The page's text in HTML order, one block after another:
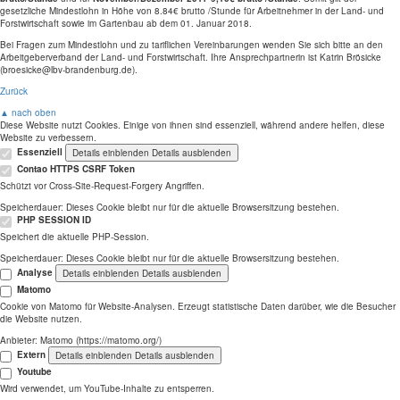
gesetzliche Mindestlohn in Höhe von 8.84€ brutto /Stunde für Arbeitnehmer in der Land- und
Forstwirtschaft sowie im Gartenbau ab dem 01. Januar 2018.
Bei Fragen zum Mindestlohn und zu tariflichen Vereinbarungen wenden Sie sich bitte an den
Arbeitgeberverband der Land- und Forstwirtschaft. Ihre Ansprechpartnerin ist Katrin Brösicke
(broesicke@lbv-brandenburg.de).
Zurück
▲ nach oben
Diese Website nutzt Cookies. Einige von ihnen sind essenziell, während andere helfen, diese
Website zu verbessern.
Essenziell
Details einblenden Details ausblenden
Contao HTTPS CSRF Token
Schützt vor Cross-Site-Request-Forgery Angriffen.
Speicherdauer: Dieses Cookie bleibt nur für die aktuelle Browsersitzung bestehen.
PHP SESSION ID
Speichert die aktuelle PHP-Session.
Speicherdauer: Dieses Cookie bleibt nur für die aktuelle Browsersitzung bestehen.
Analyse
Details einblenden Details ausblenden
Matomo
Cookie von Matomo für Website-Analysen. Erzeugt statistische Daten darüber, wie die Besucher
die Website nutzen.
Anbieter: Matomo (https://matomo.org/)
Extern
Details einblenden Details ausblenden
Youtube
Wird verwendet, um YouTube-Inhalte zu entsperren.